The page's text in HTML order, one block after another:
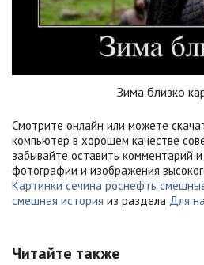
Зима близко
Смотрите онлайн или можете
компьютер в хорошем качестве
забывайте оставить комментарий
фотографии и изображения
Картинки сечина роснефть
смешная история из раздела Для
Читайте также